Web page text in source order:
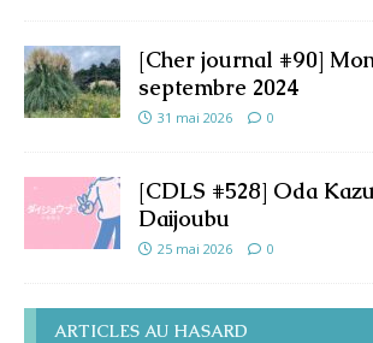
[Cher journal #90]
septembre 2024
31 mai 2026 0
[CDLS #528] Oda
Daijoubu
25 mai 2026 0
ARTICLES AU HASARD